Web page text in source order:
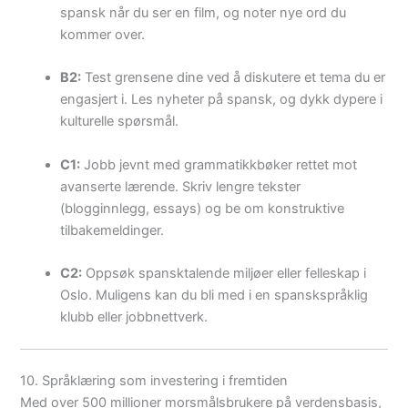
spansk når du ser en film, og noter nye ord du
kommer over.
B2: Test grensene dine ved å diskutere et tema du er
engasjert i. Les nyheter på spansk, og dykk dypere i
kulturelle spørsmål.
C1: Jobb jevnt med grammatikkbøker rettet mot
avanserte lærende. Skriv lengre tekster
(blogginnlegg, essays) og be om konstruktive
tilbakemeldinger.
C2: Oppsøk spansktalende miljøer eller felleskap i
Oslo. Muligens kan du bli med i en spanskspråklig
klubb eller jobbnettverk.
10. Språklæring som investering i fremtiden
Med over 500 millioner morsmålsbrukere på verdensbasis,